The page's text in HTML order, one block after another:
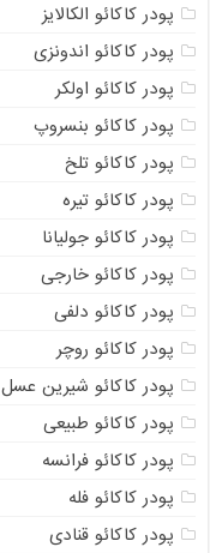
پودر کاکائو الکالایز
پودر کاکائو اندونزی
پودر کاکائو اولکر
پودر کاکائو بنسروپ
پودر کاکائو تلخ
پودر کاکائو تیره
پودر کاکائو جولیانا
پودر کاکائو خارجی
پودر کاکائو دلفی
پودر کاکائو روچر
پودر کاکائو شیرین عسل
پودر کاکائو طبیعی
پودر کاکائو فرانسه
پودر کاکائو فله
پودر کاکائو قنادی